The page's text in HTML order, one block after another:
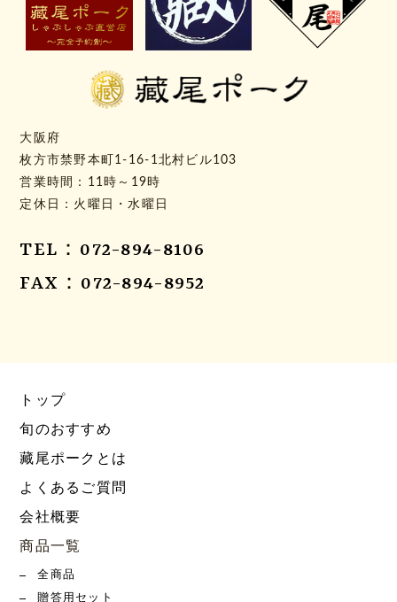
大阪府
枚方市禁野本町1-16-1北村ビル103
営業時間：11時～19時
定休日：火曜日・水曜日
TEL：072-894-8106
FAX：072-894-8952
トップ
旬のおすすめ
藏尾ポークとは
よくあるご質問
会社概要
商品一覧
全商品
贈答用セット